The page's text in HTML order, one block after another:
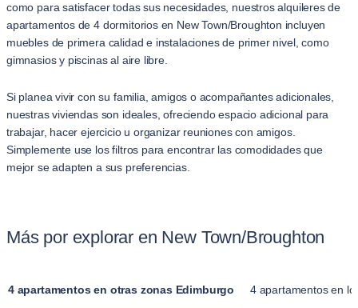
como para satisfacer todas sus necesidades, nuestros alquileres de
apartamentos de 4 dormitorios en New Town/Broughton incluyen
muebles de primera calidad e instalaciones de primer nivel, como
gimnasios y piscinas al aire libre.
Si planea vivir con su familia, amigos o acompañantes adicionales,
nuestras viviendas son ideales, ofreciendo espacio adicional para
trabajar, hacer ejercicio u organizar reuniones con amigos.
Simplemente use los filtros para encontrar las comodidades que
mejor se adapten a sus preferencias.
Más por explorar en New Town/Broughton
4 apartamentos en otras zonas Edimburgo 4 apartamentos en